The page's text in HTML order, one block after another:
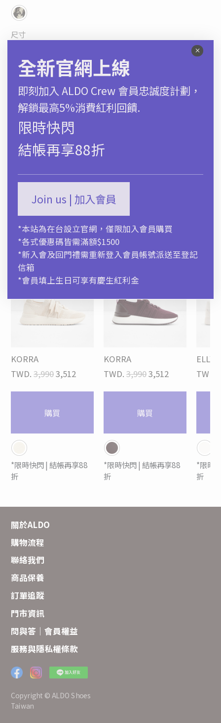
全新官網上線
即刻加入 ALDO Crew 會員忠誠度計劃，
解鎖最高5%消費紅利回饋.
限時快閃
結帳再享88折
Join us | 加入會員
*本站為在台設立官網，僅限加入會員購買
*各式優惠碼皆需滿額$1500
*新入會及回門禮需重新登入會員帳號派送至登記
信箱
*會員填上生日可享有慶生紅利金
尺寸
*限時快閃 | 結帳再享88折
選擇選項
尺碼對照表
運送及售後服務
KORRA
TWD. 3,9903,512
購買
*限時快閃 | 結帳再享88
折
KORRA
TWD. 3,9903,512
購買
*限時快閃 | 結帳再享88
折
TWD.
*限時
折
關於ALDO
購物流程
聯絡我們
商品保養
訂單追蹤
門市資訊
問與答｜會員權益
服務與隱私權條款
Copyright © ALDO Shoes
Taiwan